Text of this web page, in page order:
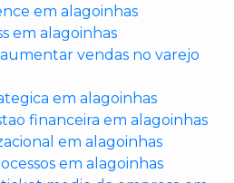
em alagoinhas
em alagoinhas
vendas no varejo
em alagoinhas
financeira em alagoinhas
em alagoinhas
em alagoinhas